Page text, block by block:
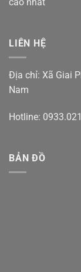
LIÊN HỆ
Địa chỉ: Xã Giai
Nam
Hotline:
BẢN ĐỒ